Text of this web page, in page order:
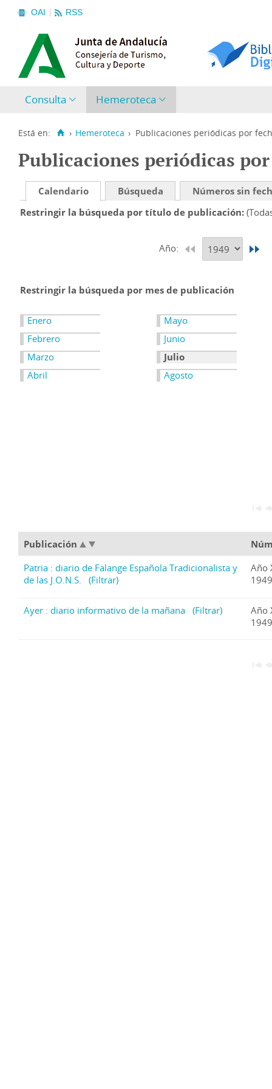
OAI RSS
Consulta Hemeroteca
Está en: › Hemeroteca › Publicaciones periódicas por
Publicaciones periódicas
Calendario Búsqueda
Números sin
Restringir la búsqueda por título de publicación
Año:
Restringir la búsqueda por mes de publicación
Enero
Febrero
Marzo
Abril
Mayo
Junio
Julio
Agosto
Publicación
Patria : diario de Falange Española Tradicionalista y
de las J.O.N.S.
(Filtrar)
Año
Ayer : diario informativo de la mañana (Filtrar)
Año